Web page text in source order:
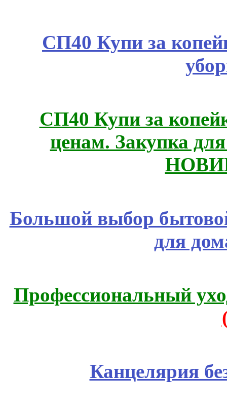
СП40 Купи за
СП40 Купи за
ценам. Закупка
Большой выбор
для
Профессиональный
Канцелярия